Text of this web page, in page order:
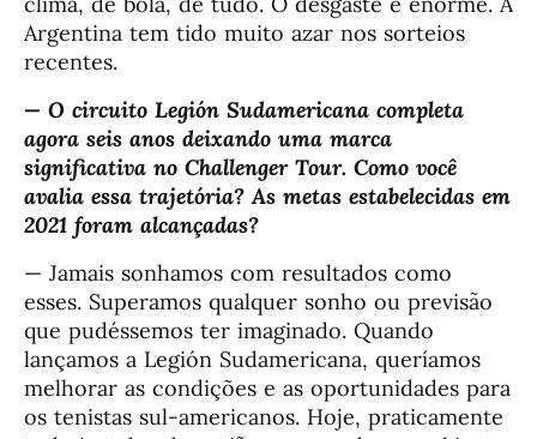
Argentina tem tido muito azar nos sorteios
recentes.
— O circuito Legión Sudamericana completa
agora seis anos deixando uma marca
significativa no Challenger Tour. Como você
avalia essa trajetória? As metas estabelecidas em
2021 foram alcançadas?
— Jamais sonhamos com resultados como
esses. Superamos qualquer sonho ou previsão
que pudéssemos ter imaginado. Quando
lançamos a Legión Sudamericana, queríamos
melhorar as condições e as oportunidades para
os tenistas sul-americanos. Hoje, praticamente